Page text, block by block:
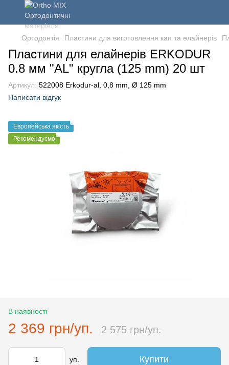
Ортодонтія Пластини для виготовлення кап та елайнерів
Пластини для елайнерів ERKODUR
0.8 мм "AL" кругла (125 mm) 20 шт
Артикул: 522008 Erkodur-al, 0,8 mm, Ø 125 mm
Написати відгук
Европейська якість
Рекомендуємо
В наявності
2 369 грн/уп. 2 575 грн/уп.
уп. Купити